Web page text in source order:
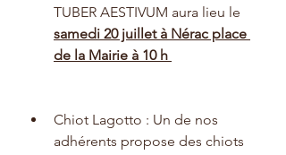
TUBER AESTIVUM aura lieu le
samedi 20 juillet à Nérac place
de la Mairie à 10 h
Chiot Lagotto : Un de nos
adhérents propose des chiots